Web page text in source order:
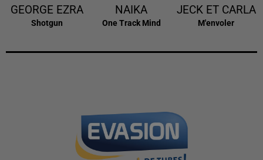
GEORGE EZRA
Shotgun
NAIKA
One Track Mind
JECK ET CARLA
M'envoler